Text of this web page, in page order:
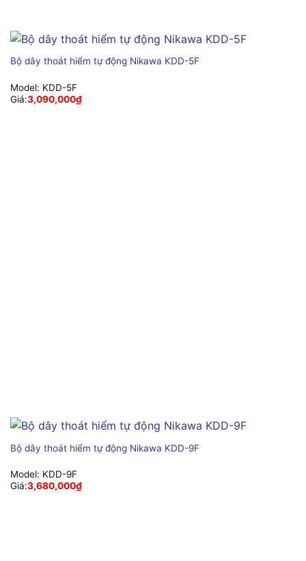
Bộ dây thoát hiểm tự động Nikawa KDD-5F
Model: KDD-5F
Giá:3,090,000₫
Bộ dây thoát hiểm tự động Nikawa KDD-9F
Model: KDD-9F
Giá:3,680,000₫